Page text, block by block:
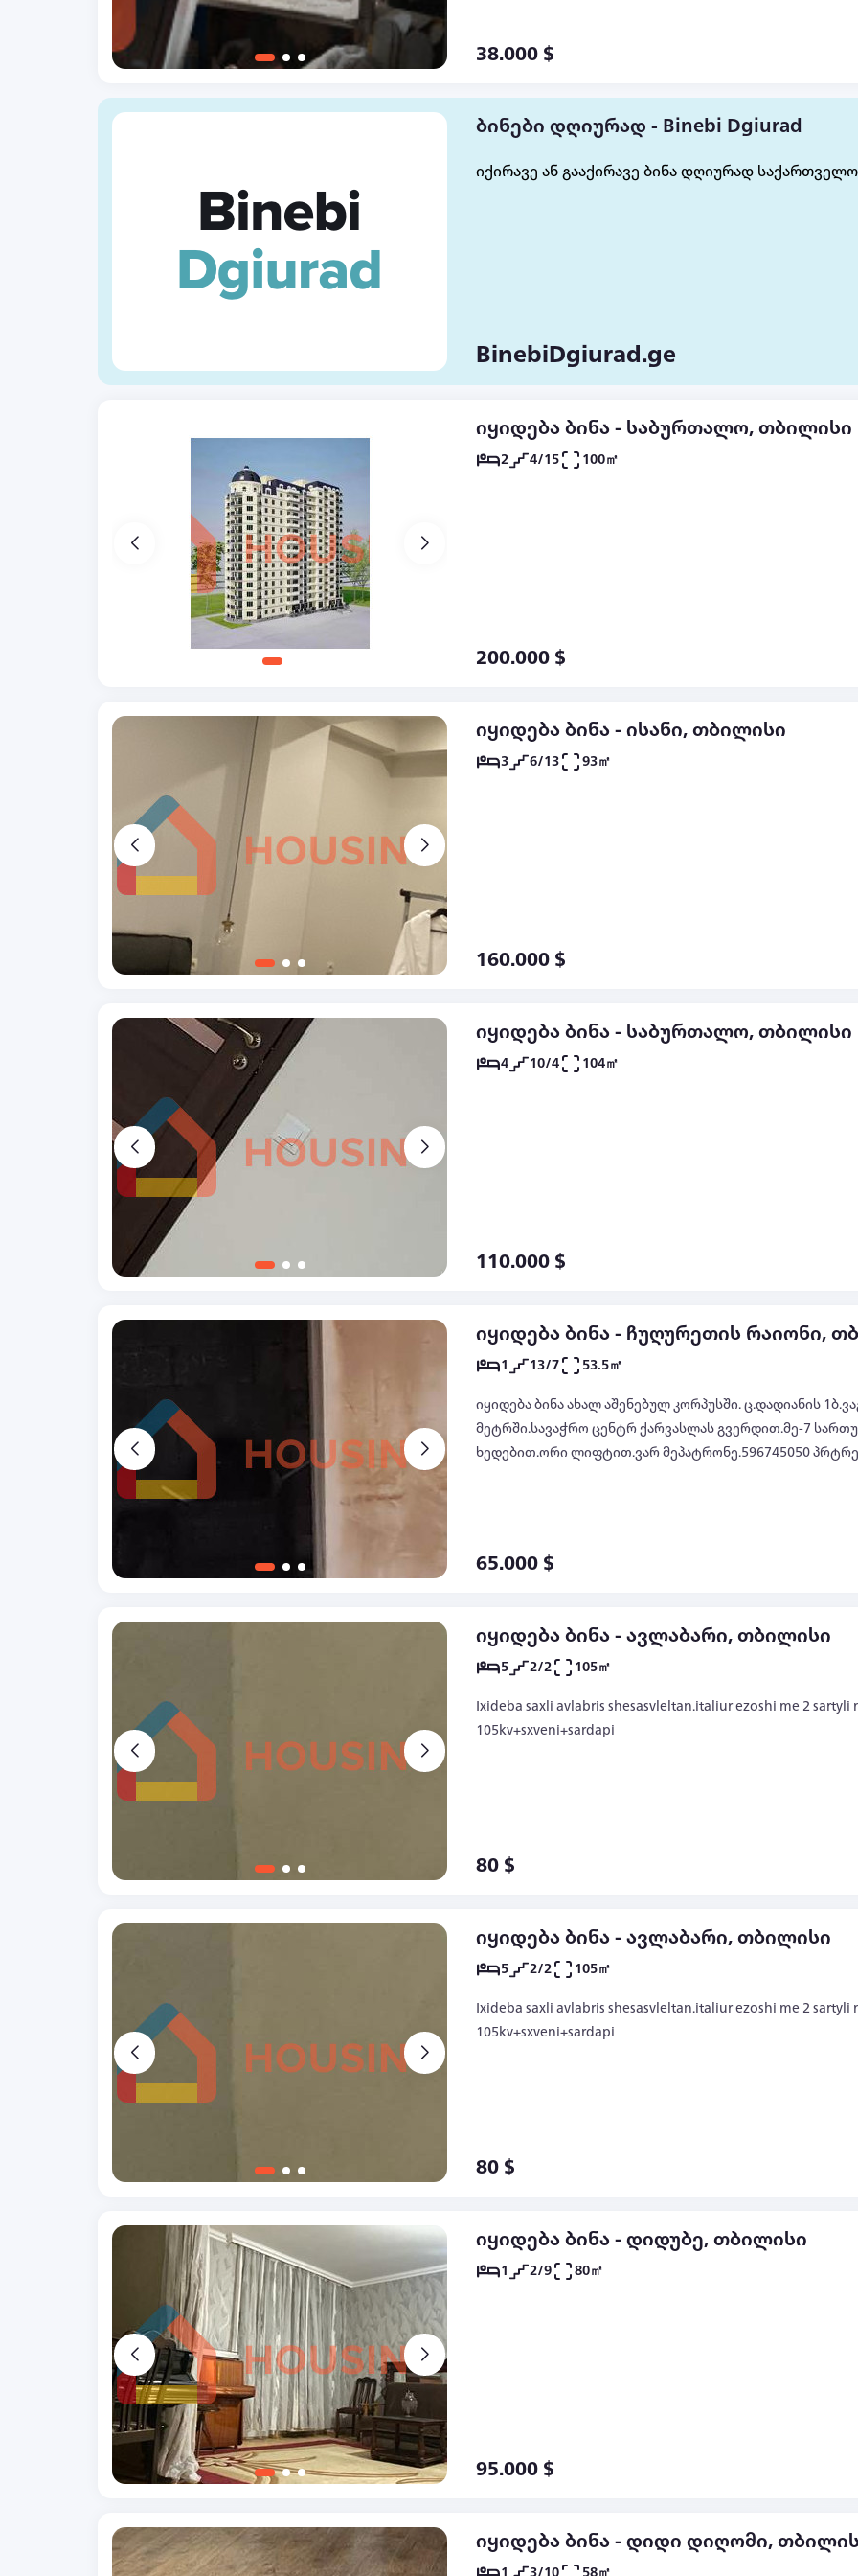
38.000 $
ბინები დღიურად - Binebi Dgiurad
იქირავე ან გააქირავე ბინა დღიურად
BinebiDgiurad.ge
იყიდება ბინა - საბურთალო, თბილისი
2 4/15 100㎡
200.000 $
იყიდება ბინა - ისანი, თბილისი
3 6/13 93㎡
160.000 $
იყიდება ბინა - საბურთალო, თბილისი
4 10/4 104㎡
110.000 $
იყიდება ბინა - ჩუღურეთის რაიონი,
1 13/7 53.5㎡
იყიდება ბინა ახალ აშენებულ კორპუსში. ც.დადიანის
მეტრში.სავაჭრო ცენტრ ქარვასლას გვერდით.მე-7
ხედებით.ორი ლიფტით.ვარ მეპატრონე.596745050 პრტრე
65.000 $
იყიდება ბინა - ავლაბარი, თბილისი
5 2/2 105㎡
Ixideba saxli avlabris shesasvleltan.italiur ezoshi me 2 sartyli
105kv+sxveni+sardapi
80 $
იყიდება ბინა - ავლაბარი, თბილისი
5 2/2 105㎡
Ixideba saxli avlabris shesasvleltan.italiur ezoshi me 2 sartyli
105kv+sxveni+sardapi
80 $
იყიდება ბინა - დიდუბე, თბილისი
1 2/9 80㎡
95.000 $
იყიდება ბინა - დიდი დიღომი,